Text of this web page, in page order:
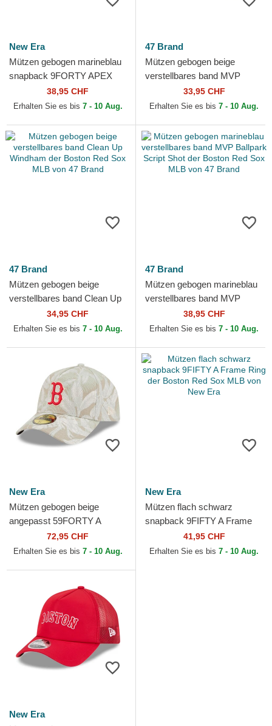
New Era
Mützen gebogen marineblau
snapback 9FORTY APEX
BP der Boston Red Sox MLB
von New Era
38,95 CHF
Erhalten Sie es bis 7 - 10 Aug.
47 Brand
Mützen gebogen beige
verstellbares band MVP
Broke Line der Boston Red
Sox MLB von 47 Brand
33,95 CHF
Erhalten Sie es bis 7 - 10 Aug.
47 Brand
Mützen gebogen beige
verstellbares band Clean Up
Windham der Boston Red
Sox MLB von 47 Brand
34,95 CHF
Erhalten Sie es bis 7 - 10 Aug.
47 Brand
Mützen gebogen marineblau
verstellbares band MVP
Ballpark Script Shot der
Boston Red Sox MLB von...
38,95 CHF
Erhalten Sie es bis 7 - 10 Aug.
New Era
Mützen gebogen beige
angepasst 59FORTY A
Frame Leafy Palm der
Boston Red Sox MLB von
72,95 CHF
Erhalten Sie es bis 7 - 10 Aug.
New Era
Mützen flach schwarz
snapback 9FIFTY A Frame
Ring der Boston Red Sox
MLB von New Era
41,95 CHF
Erhalten Sie es bis 7 - 10 Aug.
New Era